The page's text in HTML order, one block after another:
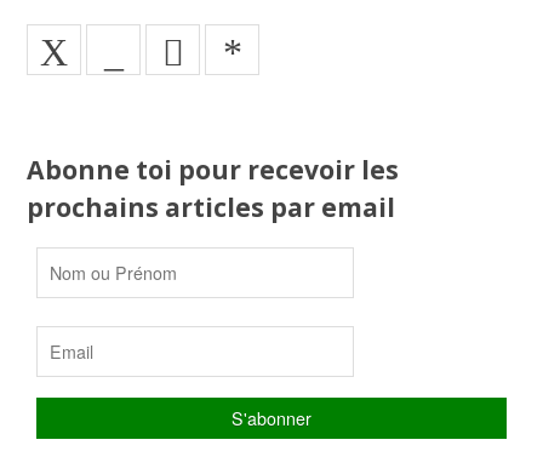
X *
Abonne toi pour recevoir les
prochains articles par email